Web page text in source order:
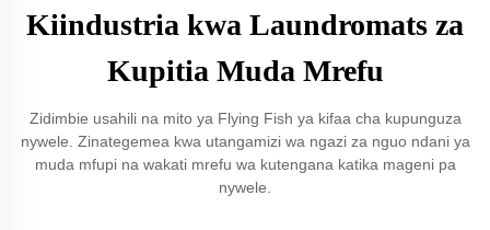
Kiindustria kwa Laundromats za
Kupitia Muda Mrefu
Zidimbie usahili na mito ya Flying Fish ya kifaa cha kupunguza
nywele. Zinategemea kwa utangamizi wa ngazi za nguo ndani ya
muda mfupi na wakati mrefu wa kutengana katika mageni pa
nywele.